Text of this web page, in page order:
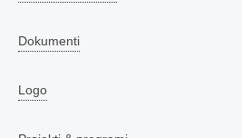
Dokumenti
Logo